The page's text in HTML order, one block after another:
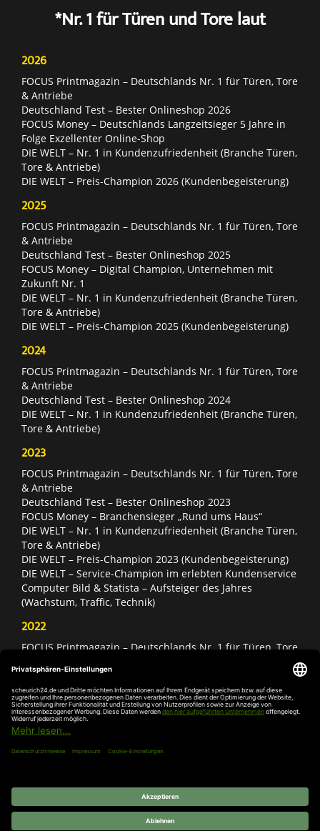
*Nr. 1 für Türen und Tore laut
2026
FOCUS Printmagazin – Deutschlands Nr. 1 für Türen, Tore
& Antriebe
Deutschland Test – Bester Onlineshop 2026
FOCUS Money – Deutschlands Langzeitsieger 5 Jahre in
Folge Exzellenter Online-Shop
DIE WELT – Nr. 1 in Kundenzufriedenheit (Branche Türen,
Tore & Antriebe)
DIE WELT – Preis-Champion 2026 (Kundenbegeisterung)
2025
FOCUS Printmagazin – Deutschlands Nr. 1 für Türen, Tore
& Antriebe
Deutschland Test – Bester Onlineshop 2025
FOCUS Money – Digital Champion, Unternehmen mit
Zukunft Nr. 1
DIE WELT – Nr. 1 in Kundenzufriedenheit (Branche Türen,
Tore & Antriebe)
DIE WELT – Preis-Champion 2025 (Kundenbegeisterung)
2024
FOCUS Printmagazin – Deutschlands Nr. 1 für Türen, Tore
& Antriebe
Deutschland Test – Bester Onlineshop 2024
DIE WELT – Nr. 1 in Kundenzufriedenheit (Branche Türen,
Tore & Antriebe)
2023
FOCUS Printmagazin – Deutschlands Nr. 1 für Türen, Tore
& Antriebe
Deutschland Test – Bester Onlineshop 2023
FOCUS Money – Branchensieger „Rund ums Haus“
DIE WELT – Nr. 1 in Kundenzufriedenheit (Branche Türen,
Tore & Antriebe)
DIE WELT – Preis-Champion 2023 (Kundenbegeisterung)
DIE WELT – Service-Champion im erlebten Kundenservice
Computer Bild & Statista – Aufsteiger des Jahres
(Wachstum, Traffic, Technik)
2022
FOCUS Printmagazin – Deutschlands Nr. 1 für Türen, Tore
Deutschland Test – Bester Onlineshop 2022
FOCUS Money – Branchensieger „Rund ums Haus“
DIE WELT – Service-Champion im erlebten Kundenservice
DIE WELT – Branchengewinner Gold-Rang (Türen, Tore &
Antriebe)